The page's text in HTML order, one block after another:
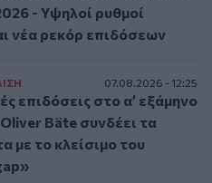
- Υψηλοί ρυθμοί
νέα ρεκόρ επιδόσεων
07.08.2026 - 12:25
επιδόσεις στο α’ εξάμηνο
Bäte συνδέει τα
με το κλείσιμο του